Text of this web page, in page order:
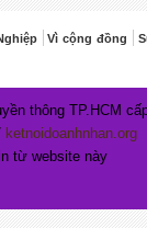
Vì cộng đồng
thông TP.HCM
ketnoidoanhnhan.org
từ website này